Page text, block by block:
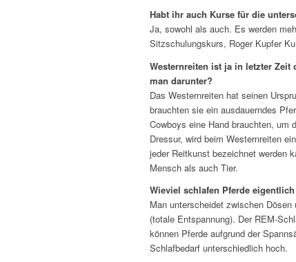
Habt ihr auch Kurse für die
Ja, sowohl als auch. Es werden
Sitzschulungskurs, Roger Kupfer
Westernreiten ist ja in letzter Zeit
man darunter?
Das Westernreiten hat seinen
brauchten sie ein ausdauerndes
Cowboys eine Hand brauchten, um
Dressur, wird beim Westernreiten
jeder Reitkunst bezeichnet werden
Mensch als auch Tier.
Wieviel schlafen Pferde
Man unterscheidet zwischen
(totale Entspannung). Der REM-
können Pferde aufgrund der
Schlafbedarf unterschiedlich hoch.